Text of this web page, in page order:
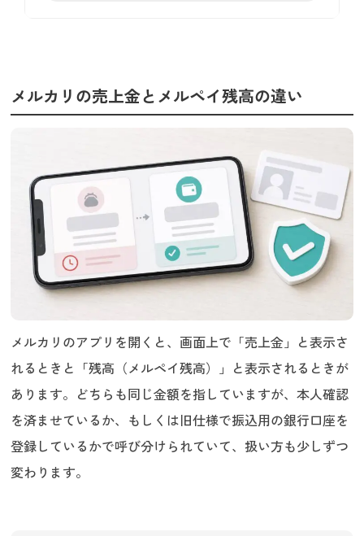
売上金を家族や他人に譲れる
失効した売上金は戻せる
手放し方
値下げや再出品で粘る
出張買取でまとめて手放す
リサイクルショップに持ち込む
まとめ
メルカリの売上金とメルペイ残高の違い
メルカリのアプリを開くと、画面上で「売上金」と表示さ
れるときと「残高（メルペイ残高）」と表示されるときが
あります。どちらも同じ金額を指していますが、本人確認
を済ませているか、もしくは旧仕様で振込用の銀行口座を
登録しているかで呼び分けられていて、扱い方も少しずつ
変わります。